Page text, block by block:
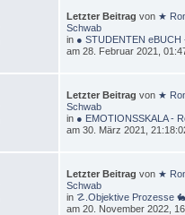
Letzter Beitrag von ★
Schwab
in ● STUDENTEN eBUCH
am 28. Februar 2021,
Letzter Beitrag von ★
Schwab
in ● EMOTIONSSKALA -
am 30. März 2021,
Letzter Beitrag von ★
Schwab
in ☡.Objektive Prozesse
am 20. November 2022,